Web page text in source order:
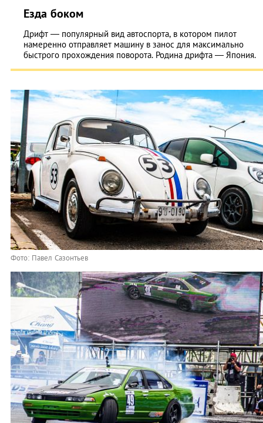
Езда боком
Дрифт — популярный вид автоспорта, в котором пилот
намеренно отправляет машину в занос для максимально
быстрого прохождения поворота. Родина дрифта — Япония.
Фото: Павел Сазонтьев